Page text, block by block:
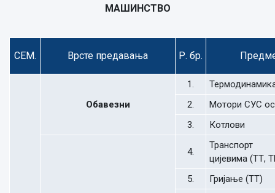
МАШИНСТВО
СЕМ. Врсте предавања Р. бр.
Обавезни
1.
2.
Мотори СУС
3.
Котлови
4.
Транспорт
цијевима (ТТ,
5.
Гријање (ТТ)